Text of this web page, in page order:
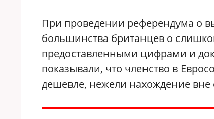
При проведении референдума о
большинства британцев о
предоставленными цифрами и
показывали, что членство в
дешевле, нежели нахождение вне